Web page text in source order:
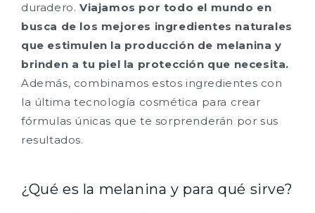
duradero. Viajamos por todo el mundo en
busca de los mejores ingredientes naturales
que estimulen la producción de melanina y
brinden a tu piel la protección que necesita.
Además, combinamos estos ingredientes con
la última tecnología cosmética para crear
fórmulas únicas que te sorprenderán por sus
resultados.
¿Qué es la melanina y para qué sirve?